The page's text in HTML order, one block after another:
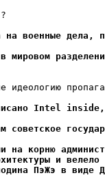
военные дела,
мировом
Intel
советское
на корню
и велело
ПэЖэ в виде